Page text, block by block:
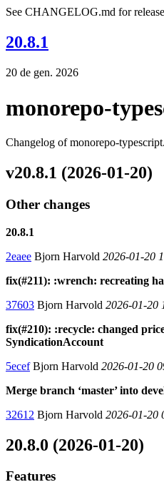
See CHANGELOG.md for
20.8.1
20 de gen. 2026
monorepo-
Changelog of monorepo-typescript.
v20.8.1 (2026-01-20)
Other changes
20.8.1
2eaee Bjorn Harvold 2026-01-20
fix(#211): :wrench: recreating
37603 Bjorn Harvold 2026-01-20
fix(#210): :recycle: changed
SyndicationAccount
5ecefBjorn Harvold 2026-01-20
Merge branch ‘master’ into
32612 Bjorn Harvold 2026-01-20
20.8.0 (2026-01-20)
Features